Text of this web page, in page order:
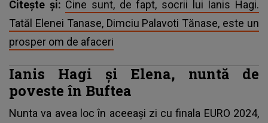
Citește și: Cine sunt, de fapt, socrii lui Ianis Hagi.
Tatăl Elenei Tanase, Dimciu Palavoti Tănase, este un
prosper om de afaceri
Ianis Hagi și Elena, nuntă de
poveste în Buftea
Nunta va avea loc în aceeași zi cu finala EURO 2024,